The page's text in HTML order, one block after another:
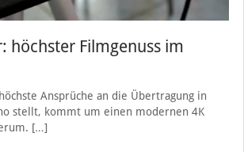
höchster Filmgenuss im
Ansprüche an die Übertragung in
stellt, kommt um einen modernen 4K
[…]